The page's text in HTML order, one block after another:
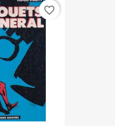
favorite_border